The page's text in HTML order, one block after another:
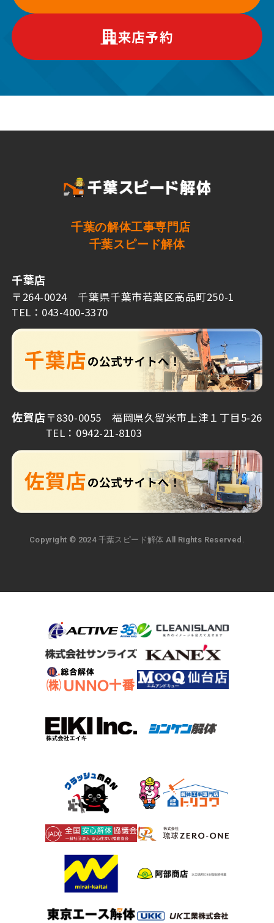
来店予約
千葉の解体工事専門店
千葉スピード解体
千葉店
〒264-0024 千葉県千葉市若葉区高品町250-1
TEL：043-400-3370
佐賀店〒830-0055 福岡県久留米市上津１丁目5-26
TEL：0942-21-8103
Copyright © 2024 千葉スピード解体 All Rights Reserved.